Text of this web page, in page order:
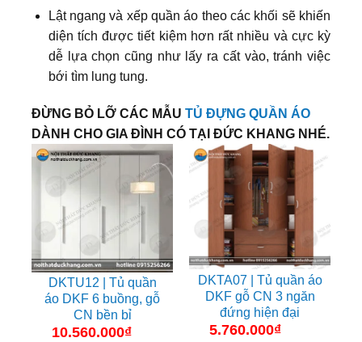
Lật ngang và xếp quần áo theo các khối sẽ khiến
diện tích được tiết kiệm hơn rất nhiều và cực kỳ
dễ lựa chọn cũng như lấy ra cất vào, tránh việc
bới tìm lung tung.
ĐỪNG BỎ LỠ CÁC MẪU TỦ ĐỰNG QUẦN ÁO
DÀNH CHO GIA ĐÌNH CÓ TẠI ĐỨC KHANG NHÉ.
DKTU12 | Tủ quần
áo DKF 6 buồng, gỗ
CN bền bỉ
10.560.000₫
DKTA07 | Tủ quần áo
DKF gỗ CN 3 ngăn
đứng hiện đại
5.760.000₫